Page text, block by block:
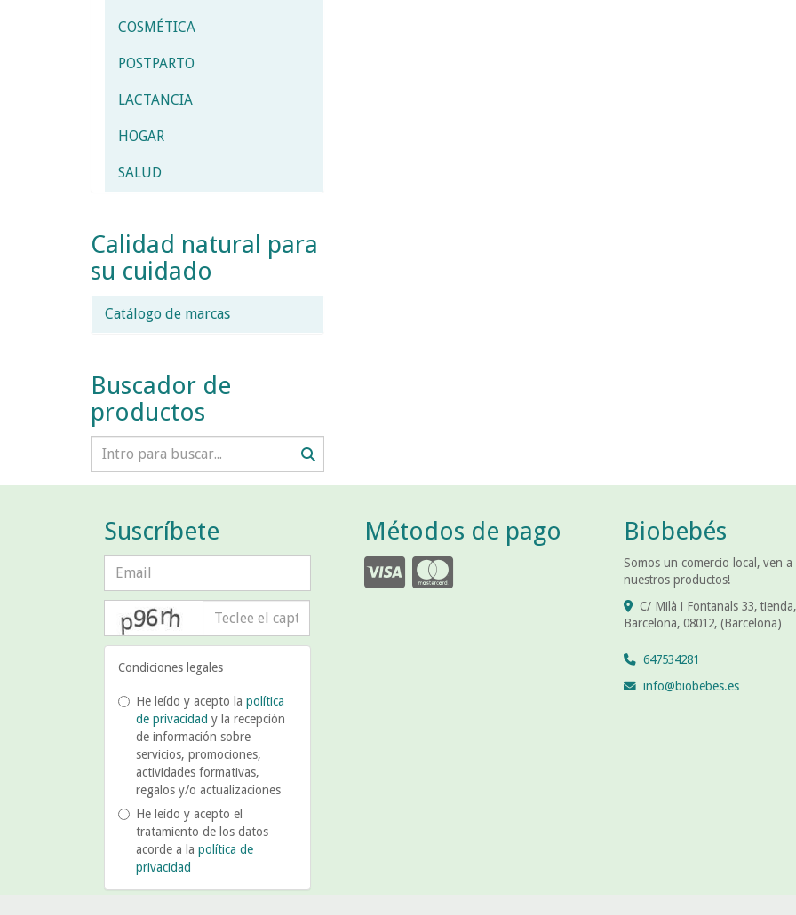
COSMÉTICA
POSTPARTO
LACTANCIA
HOGAR
SALUD
Calidad natural para
su cuidado
Catálogo de marcas
Buscador de
productos
Suscríbete
Condiciones legales
He leído y acepto la política
de privacidad y la recepción
de información sobre
servicios, promociones,
actividades formativas,
regalos y/o actualizaciones
He leído y acepto el
tratamiento de los datos
acorde a la política de
privacidad
Métodos de pago Biobebés
Somos un comercio local, ven a
nuestros productos!
C/ Milà i Fontanals 33, tienda,
Barcelona, 08012, (Barcelona)
647534281
info
biobebes.es